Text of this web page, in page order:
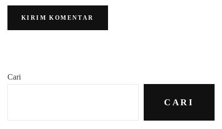
Cari
CARI